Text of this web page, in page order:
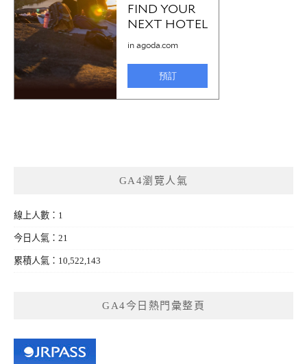
GA4瀏覽人氣
線上人數：1
今日人氣：21
累積人氣：10,522,143
GA4今日熱門彙整頁